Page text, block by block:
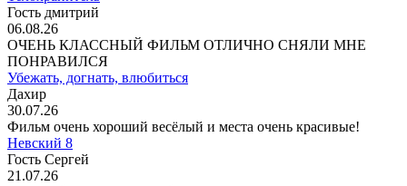
Гость дмитрий
06.08.26
ОЧЕНЬ КЛАССНЫЙ ФИЛЬМ ОТЛИЧНО СНЯЛИ МНЕ
ПОНРАВИЛСЯ
Убежать, догнать, влюбиться
Дахир
30.07.26
Фильм очень хороший весёлый и места очень красивые!
Невский 8
Гость Сергей
21.07.26